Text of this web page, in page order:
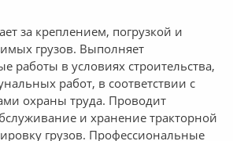
за креплением, погрузкой и
грузов. Выполняет
работы в условиях строительства,
работ, в соответствии с
охраны труда. Проводит
и хранение тракторной
грузов. Профессиональные